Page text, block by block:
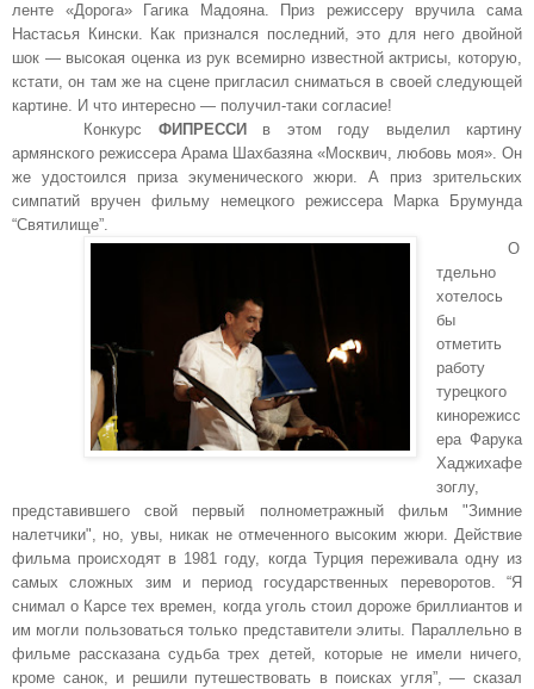
ленте «Дорога» Гагика Мадояна. Приз режиссеру вручила сама
Настасья Кински. Как признался последний, это для него двойной
шок — высокая оценка из рук всемирно известной актрисы, которую,
кстати, он там же на сцене пригласил сниматься в своей следующей
картине. И что интересно — получил-таки согласие!
Конкурс ФИПРЕССИ в этом году выделил картину
армянского режиссера Арама Шахбазяна «Москвич, любовь моя». Он
же удостоился приза экуменического жюри. А приз зрительских
симпатий вручен фильму немецкого режиссера Марка Брумунда
“Святилище”.
О
тдельно
хотелось
бы
отметить
работу
турецкого
кинорежисс
ера Фарука
Хаджихафе
зоглу,
представившего свой первый полнометражный фильм "Зимние
налетчики", но, увы, никак не отмеченного высоким жюри. Действие
фильма происходят в 1981 году, когда Турция переживала одну из
самых сложных зим и период государственных переворотов. “Я
снимал о Карсе тех времен, когда уголь стоил дороже бриллиантов и
им могли пользоваться только представители элиты. Параллельно в
фильме рассказана судьба трех детей, которые не имели ничего,
кроме санок, и решили путешествовать в поисках угля”, — сказал